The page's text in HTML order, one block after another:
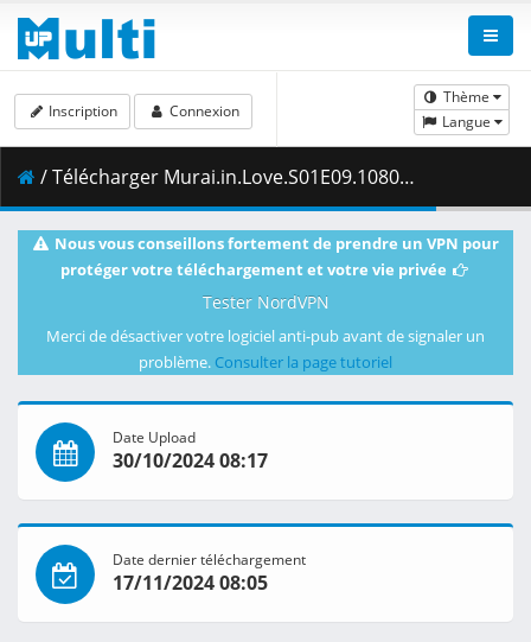
Thème
Langue
Inscription Connexion
/ Télécharger Murai.in.Love.S01E09.1080p.DSNP.WEB-DL.AAC2.0.H.264-VARYG.mkv.002 ( 339.01 MB )
Nous vous conseillons fortement de prendre un VPN pour
protéger votre téléchargement et votre vie privée
Tester NordVPN
Merci de désactiver votre logiciel anti-pub avant de signaler un
problème. Consulter la page tutoriel
Date Upload
30/10/2024 08:17
Date dernier téléchargement
17/11/2024 08:05